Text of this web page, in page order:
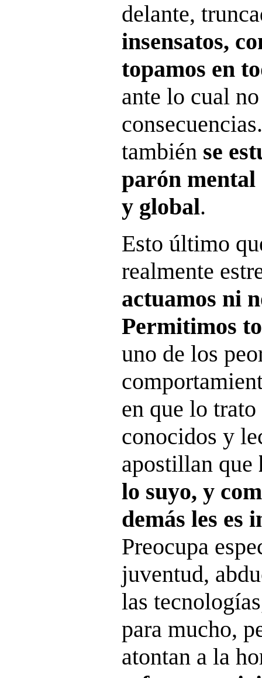
delante,
insensatos,
topamos en
ante lo cual
también se
parón mental
y global.
Esto último
realmente
actuamos ni
Permitimos
uno de los
en que lo
conocidos y
apostillan que
lo suyo, y
demás les es
Preocupa
juventud,
las
para mucho,
atontan a la